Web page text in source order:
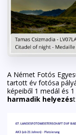
A Német Fotós
tartott év fotósa
képeiből 1 medál és
harmadik helyezés